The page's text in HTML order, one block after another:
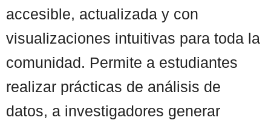
accesible, actualizada y con
visualizaciones intuitivas para toda la
comunidad. Permite a estudiantes
realizar prácticas de análisis de
datos, a investigadores generar